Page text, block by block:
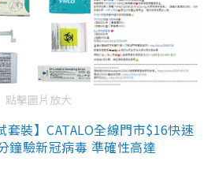
點擊圖片放大
套裝】CATALO全線門市$16快速
鐘驗新冠病毒 準確性高達